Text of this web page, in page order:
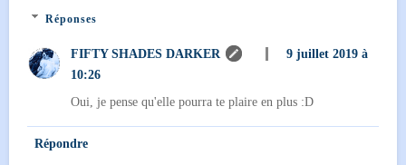
Réponses
FIFTY SHADES DARKER
9 juillet 2019 à
10:26
Oui, je pense qu'elle pourra te plaire en plus :D
Répondre